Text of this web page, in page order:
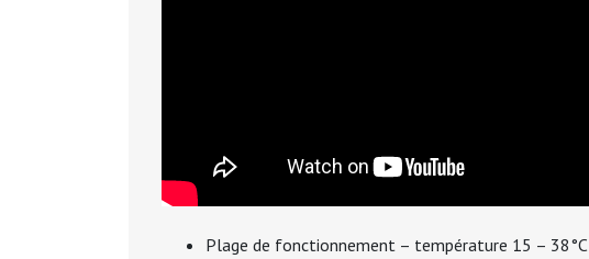
Plage de fonctionnement – température 15 – 38°C